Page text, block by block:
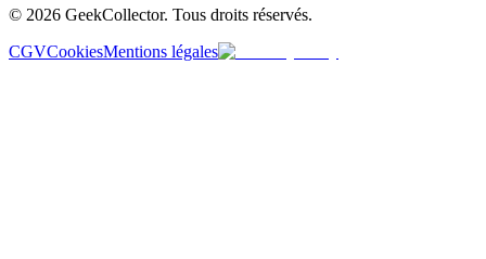
© 2026 GeekCollector. Tous droits réservés.
CGVCookiesMentions légales